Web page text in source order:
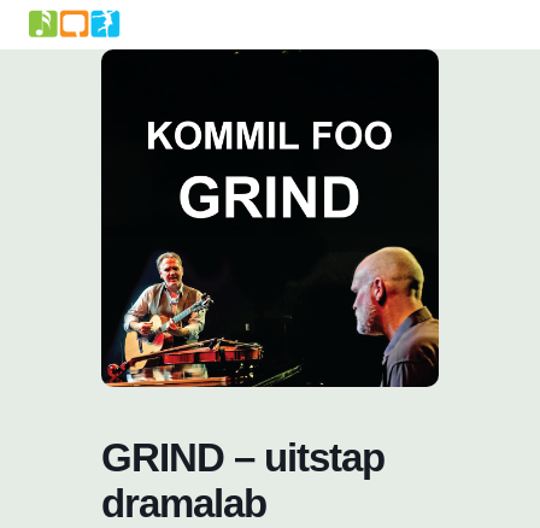
Skip
to
GRIND – uitstap
dramalab